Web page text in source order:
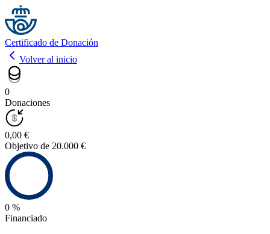
Certificado de Donación
Volver al inicio
0
Donaciones
0,00 €
Objetivo de 20.000 €
0 %
Financiado